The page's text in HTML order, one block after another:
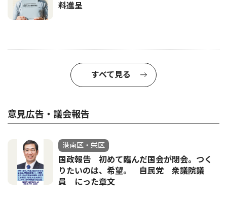
料進呈
すべて見る
意見広告・議会報告
港南区・栄区
国政報告 初めて臨んだ国会が閉会。つく
りたいのは、希望。 自民党 衆議院議
員 にった章文